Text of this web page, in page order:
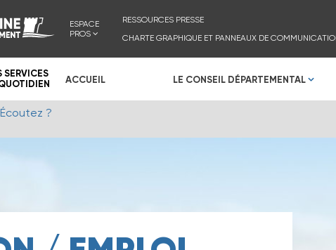
ESPACE
PROS
RESSOURCES PRESSE
CHARTE GRAPHIQUE ET PANNEAUX DE
SERVICES
ACCUEIL LE CONSEIL DÉPARTEMENTAL
?